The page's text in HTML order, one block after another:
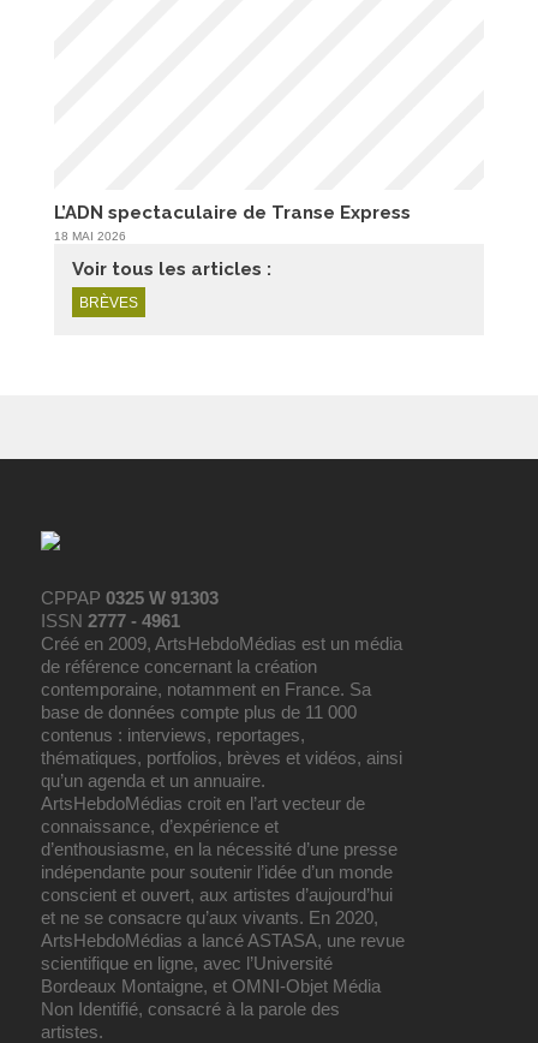
L’ADN spectaculaire de Transe Express
18 MAI 2026
Voir tous les articles :
BRÈVES
CPPAP0325 W 91303
ISSN2777 - 4961
Créé en 2009, ArtsHebdoMédias est un média
de référence concernant la création
contemporaine, notamment en France. Sa
base de données compte plus de 11 000
contenus : interviews, reportages,
thématiques, portfolios, brèves et vidéos, ainsi
qu’un agenda et un annuaire.
ArtsHebdoMédias croit en l’art vecteur de
connaissance, d’expérience et
d’enthousiasme, en la nécessité d’une presse
indépendante pour soutenir l’idée d’un monde
conscient et ouvert, aux artistes d’aujourd’hui
et ne se consacre qu’aux vivants. En 2020,
ArtsHebdoMédias a lancé ASTASA, une revue
scientifique en ligne, avec l’Université
Bordeaux Montaigne, et OMNI-Objet Média
Non Identifié, consacré à la parole des
artistes.